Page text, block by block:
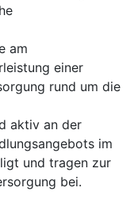
am
einer
rund um die
aktiv an der
im
und tragen zur
bei.